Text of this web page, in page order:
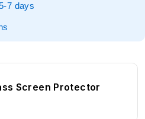
7 days
Screen Protector